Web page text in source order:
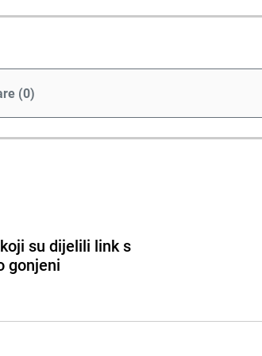
(0)
su dijelili link s
gonjeni